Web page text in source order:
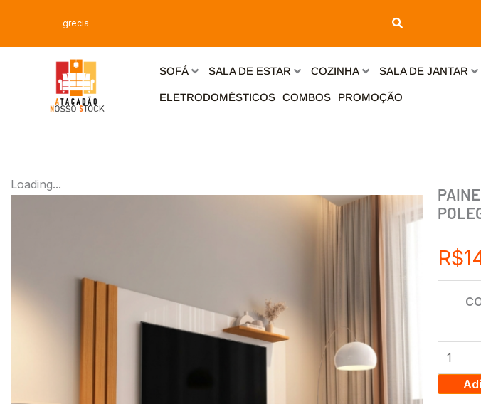
o
SOFÁ SALA DE ESTAR COZINHA SALA DE JANTAR
ELETRODOMÉSTICOS COMBOS PROMOÇÃO
Loading...
R$
PAINEL
LAUS
1.05
RIPADO